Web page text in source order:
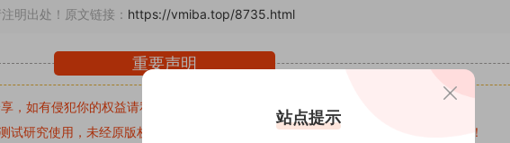
明出处！原文链接： https://vmiba.top/8735.html
重要声明
，如有侵犯你的权益请私信留言
收到留言后，我们会第一时间进行审核后删除。
试研究使用，未经原版权作者许可,禁止用于任何商业途径！请在下载24小时内删除！
站点提示